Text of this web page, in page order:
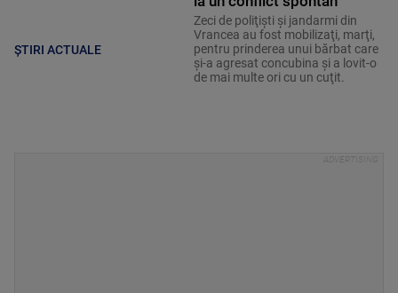
ȘTIRI ACTUALE
Zeci de poliţişti şi jandarmi din
Vrancea au fost mobilizaţi, marţi,
pentru prinderea unui bărbat care
şi-a agresat concubina şi a lovit-o
de mai multe ori cu un cuţit.